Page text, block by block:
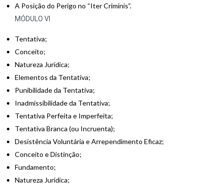
A Posição do Perigo no “Iter Criminis”.
MÓDULO VI
Tentativa;
Conceito;
Natureza Jurídica;
Elementos da Tentativa;
Punibilidade da Tentativa;
Inadmissibilidade da Tentativa;
Tentativa Perfeita e Imperfeita;
Tentativa Branca (ou Incruenta);
Desistência Voluntária e Arrependimento Eficaz;
Conceito e Distinção;
Fundamento;
Natureza Jurídica;